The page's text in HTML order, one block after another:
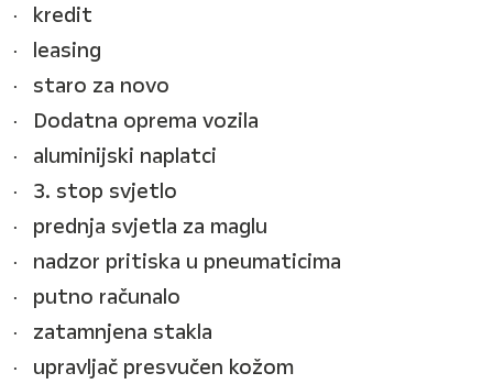
kredit
leasing
staro za novo
Dodatna oprema vozila
aluminijski naplatci
3. stop svjetlo
prednja svjetla za maglu
nadzor pritiska u pneumaticima
putno računalo
zatamnjena stakla
upravljač presvučen kožom